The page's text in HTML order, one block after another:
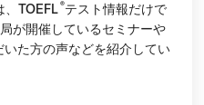
、TOEFL®テスト情報だけで
が開催しているセミナーや
た方の声などを紹介してい